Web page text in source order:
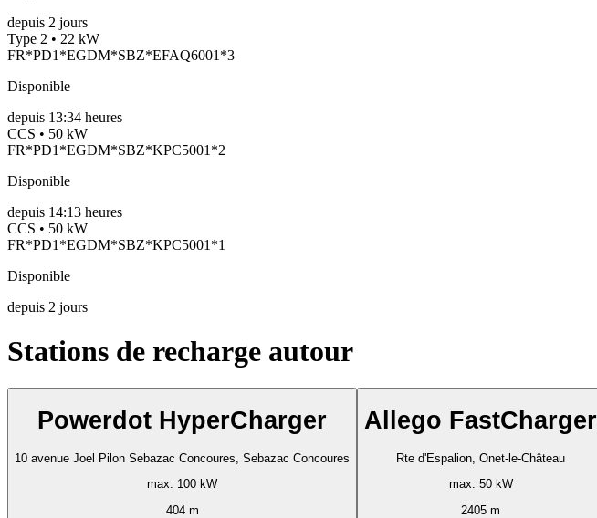
depuis 2 jours
Type 2 • 22 kW
FR*PD1*EGDM*SBZ*EFAQ6001*3
Disponible
depuis 13:34 heures
CCS • 50 kW
FR*PD1*EGDM*SBZ*KPC5001*2
Disponible
depuis 14:13 heures
CCS • 50 kW
FR*PD1*EGDM*SBZ*KPC5001*1
Disponible
depuis 2 jours
Stations de recharge autour
Powerdot HyperCharger
10 avenue Joel Pilon Sebazac Concoures, Sebazac Concoures
max. 100 kW
404 m
Allego FastCharger
Rte d'Espalion, Onet-le-Château
max. 50 kW
2405 m